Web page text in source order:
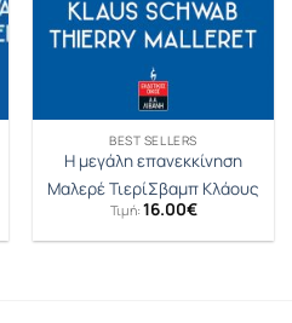
BEST SELLERS
Η μεγάλη επανεκκίνηση
Μαλερέ ΤιερίΣβαµπ Κλάους
Τιμή: 16.00€